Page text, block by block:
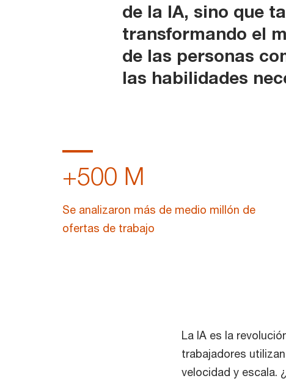
de la IA, sino que
transformando el
de las personas
las habilidades
+500 M
Se analizaron más de medio millón de
ofertas de trabajo
La IA es la
trabajadores
velocidad y escala.